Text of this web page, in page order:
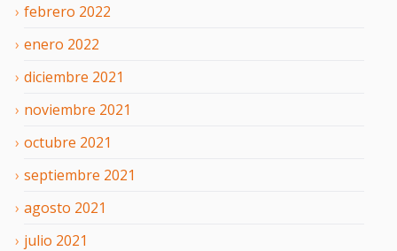
febrero 2022
enero 2022
diciembre 2021
noviembre 2021
octubre 2021
septiembre 2021
agosto 2021
julio 2021